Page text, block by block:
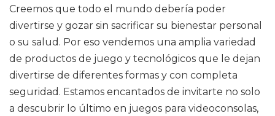
Creemos que todo el mundo debería poder
divertirse y gozar sin sacrificar su bienestar personal
o su salud. Por eso vendemos una amplia variedad
de productos de juego y tecnológicos que le dejan
divertirse de diferentes formas y con completa
seguridad. Estamos encantados de invitarte no solo
a descubrir lo último en juegos para videoconsolas,